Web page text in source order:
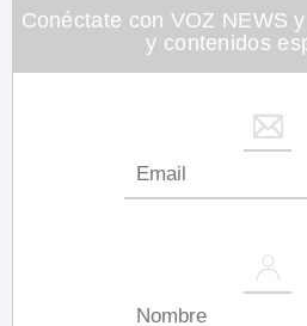
Conéctate con VOZ NEWS
y contenidos